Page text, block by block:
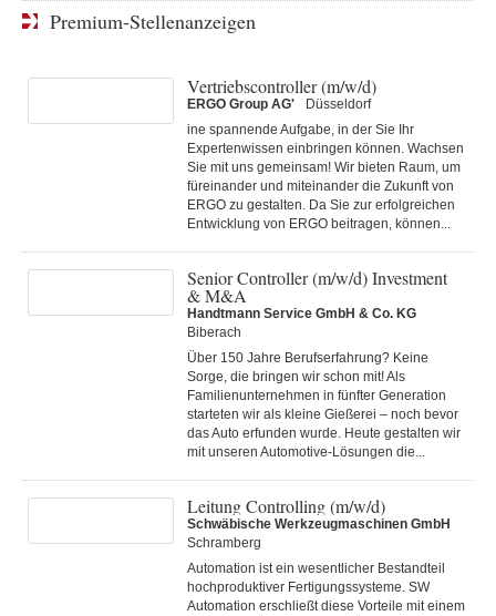
Premium-Stellenanzeigen
Vertriebscontroller (m/w/d)
ERGO Group AG'
Düsseldorf
ine spannende Aufgabe, in der Sie Ihr
Expertenwissen einbringen können. Wachsen
Sie mit uns gemeinsam! Wir bieten Raum, um
füreinander und miteinander die Zukunft von
ERGO zu gestalten. Da Sie zur erfolgreichen
Entwicklung von ERGO beitragen, können...
Senior Controller (m/w/d) Investment
& M&A
Handtmann Service GmbH & Co. KG
Biberach
Über 150 Jahre Berufserfahrung? Keine
Sorge, die bringen wir schon mit! Als
Familienunternehmen in fünfter Generation
starteten wir als kleine Gießerei – noch bevor
das Auto erfunden wurde. Heute gestalten wir
mit unseren Automotive-Lösungen die...
Leitung Controlling (m/w/d)
Schwäbische Werkzeugmaschinen GmbH
Schramberg
Automation ist ein wesentlicher Bestandteil
hochproduktiver Fertigungssysteme. SW
Automation erschließt diese Vorteile mit einem